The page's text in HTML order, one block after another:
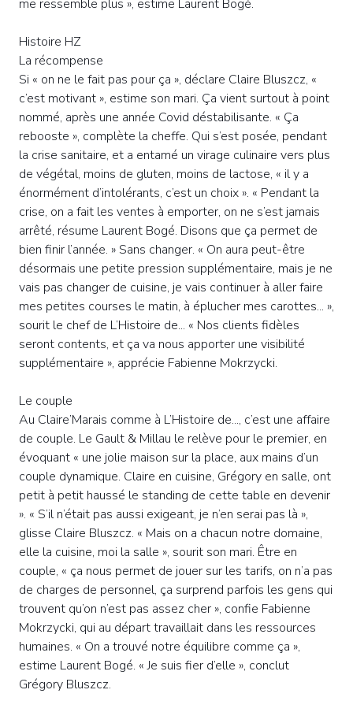
me ressemble plus », estime Laurent Bogé.
Histoire HZ
La récompense
Si « on ne le fait pas pour ça », déclare Claire Bluszcz, «
c’est motivant », estime son mari. Ça vient surtout à point
nommé, après une année Covid déstabilisante. « Ça
rebooste », complète la cheffe. Qui s’est posée, pendant
la crise sanitaire, et a entamé un virage culinaire vers plus
de végétal, moins de gluten, moins de lactose, « il y a
énormément d’intolérants, c’est un choix ». « Pendant la
crise, on a fait les ventes à emporter, on ne s’est jamais
arrêté, résume Laurent Bogé. Disons que ça permet de
bien finir l’année. » Sans changer. « On aura peut-être
désormais une petite pression supplémentaire, mais je ne
vais pas changer de cuisine, je vais continuer à aller faire
mes petites courses le matin, à éplucher mes carottes... »,
sourit le chef de L’Histoire de... « Nos clients fidèles
seront contents, et ça va nous apporter une visibilité
supplémentaire », apprécie Fabienne Mokrzycki.
Le couple
Au Claire’Marais comme à L’Histoire de..., c’est une affaire
de couple. Le Gault & Millau le relève pour le premier, en
évoquant « une jolie maison sur la place, aux mains d’un
couple dynamique. Claire en cuisine, Grégory en salle, ont
petit à petit haussé le standing de cette table en devenir
». « S’il n’était pas aussi exigeant, je n’en serai pas là »,
glisse Claire Bluszcz. « Mais on a chacun notre domaine,
elle la cuisine, moi la salle », sourit son mari. Être en
couple, « ça nous permet de jouer sur les tarifs, on n’a pas
de charges de personnel, ça surprend parfois les gens qui
trouvent qu’on n’est pas assez cher », confie Fabienne
Mokrzycki, qui au départ travaillait dans les ressources
humaines. « On a trouvé notre équilibre comme ça »,
estime Laurent Bogé. « Je suis fier d’elle », conclut
Grégory Bluszcz.
RESTAURANT CLAIRE'MARAIS